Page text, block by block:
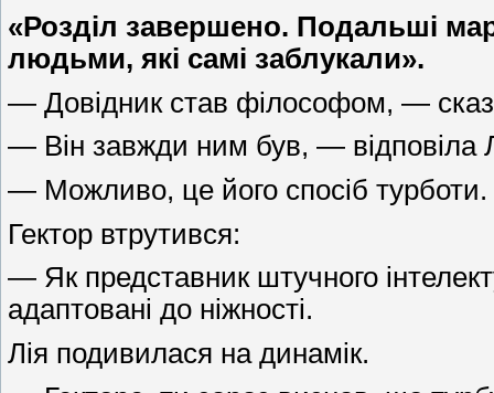
«Розділ завершено. Подальші
людьми, які самі заблукали».
— Довідник став філософом, —
— Він завжди ним був, — відповіла
— Можливо, це його спосіб турботи.
Гектор втрутився:
— Як представник штучного
адаптовані до ніжності.
Лія подивилася на динамік.